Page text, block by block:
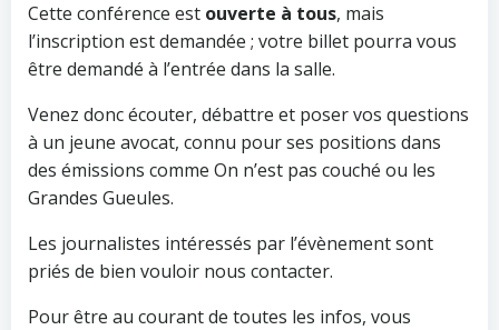
Cette conférence est ouverte à tous, mais
l’inscription est demandée ; votre billet pourra vous
être demandé à l’entrée dans la salle.
Venez donc écouter, débattre et poser vos questions
à un jeune avocat, connu pour ses positions dans
des émissions comme On n’est pas couché ou les
Grandes Gueules.
Les journalistes intéressés par l’évènement sont
priés de bien vouloir nous contacter.
Pour être au courant de toutes les infos, vous